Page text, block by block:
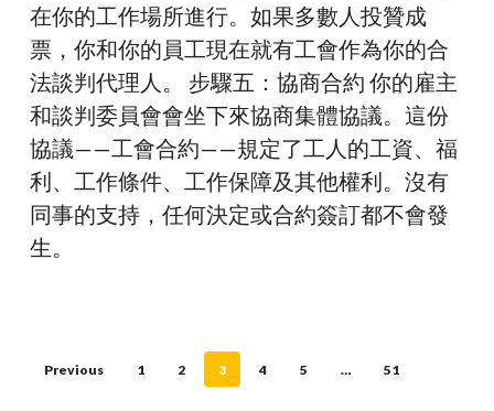
在你的工作場所進行。如果多數人投贊成
票，你和你的員工現在就有工會作為你的合
法談判代理人。 步驟五：協商合約 你的雇主
和談判委員會會坐下來協商集體協議。這份
協議——工會合約——規定了工人的工資、福
利、工作條件、工作保障及其他權利。沒有
同事的支持，任何決定或合約簽訂都不會發
生。
Previous 1 2 3 4 5 … 51